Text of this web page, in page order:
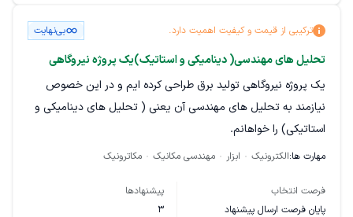
انتخاب و طراحی مکانیزم تشخیص چرخش پیچ تنظیم دوز (انکودر
طراحی شماتیک مدار و انتخاب قطعات مناسب
برنامه‌نویسی میکروکنترلر برای شمارش کلیک‌ها و ایجاد فیدبک
لمسی/صوتی
طراحی مدل سه‌بعدی بدنه برای پرینت سه‌بعدی
مستندسازی کامل طراحی‌ها و کدها جهت استفاده در ساخت نمونه
ترکیبی از قیمت و کیفیت اهمیت دارد. بی‌نهایت
تحلیل های مهندسی( دینامیکی و استاتیک)یک پروژه نیروگاهی
یک پروژه نیروگاهی تولید برق طراحی کرده ایم و در این خصوص
نیازمند به تحلیل های مهندسی آن یعنی ( تحلیل های دینامیکی و
استاتیکی) را خواهانم.
مهارت ها:الکترونیک ابزار مهندسی مکانیک مکاترونیک
فرصت انتخاب
پایان فرصت ارسال پیشنهاد
پیشنهادها
3